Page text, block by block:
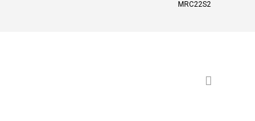
MRC22S2